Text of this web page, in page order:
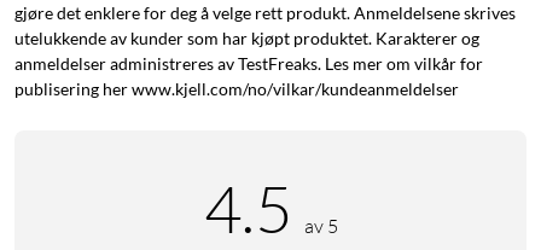
gjøre det enklere for deg å velge rett produkt. Anmeldelsene skrives
utelukkende av kunder som har kjøpt produktet. Karakterer og
anmeldelser administreres av TestFreaks. Les mer om vilkår for
publisering her www.kjell.com/no/vilkar/kundeanmeldelser
4.5 av 5